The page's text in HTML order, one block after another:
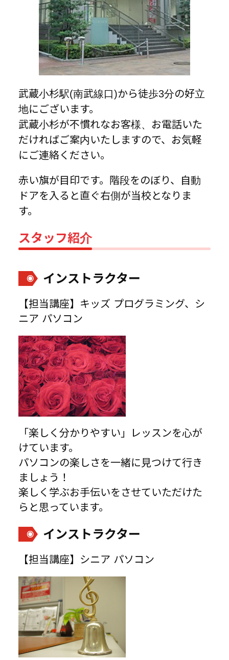
武蔵小杉駅(南武線口)から徒歩3分の好立
地にございます。
武蔵小杉が不慣れなお客様、お電話いた
だければご案内いたしますので、お気軽
にご連絡ください。
赤い旗が目印です。階段をのぼり、自動
ドアを入ると直ぐ右側が当校となりま
す。
スタッフ紹介
インストラクター
【担当講座】キッズ プログラミング、シ
ニア パソコン
「楽しく分かりやすい」レッスンを心が
けています。
パソコンの楽しさを一緒に見つけて行き
ましょう！
楽しく学ぶお手伝いをさせていただけた
らと思っています。
インストラクター
【担当講座】シニア パソコン